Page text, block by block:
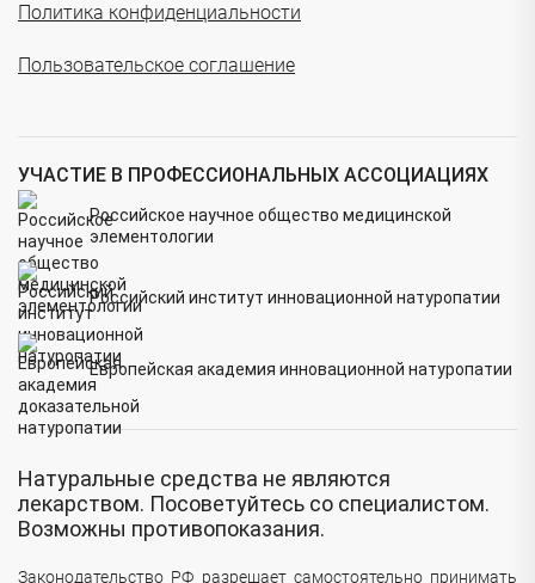
Политика конфиденциальности
Пользовательское соглашение
УЧАСТИЕ В ПРОФЕССИОНАЛЬНЫХ АССОЦИАЦИЯХ
Российское научное общество медицинской
элементологии
Российский институт инновационной натуропатии
Европейская академия инновационной натуропатии
Натуральные средства не являются
лекарством. Посоветуйтесь со специалистом.
Возможны противопоказания.
Законодательство РФ разрешает самостоятельно принимать